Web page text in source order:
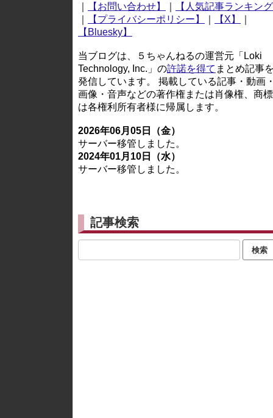
【お問い合わせ】
【人気記事ランキング
【プライバシーポリシー】 【X】
【Bluesky】
当ブログは、５ちゃんねるの運営元「Loki
Technology, Inc.」の許諾を得て まとめ記事を
発信しています。 掲載している記事・動画・
画像・音声などの著作権または肖像権、商
は各権利所有者様に帰属します。
2026年06月05日（金）
サーバー移管しました。
2024年01月10日（水）
サーバー移管しました。
記事検索